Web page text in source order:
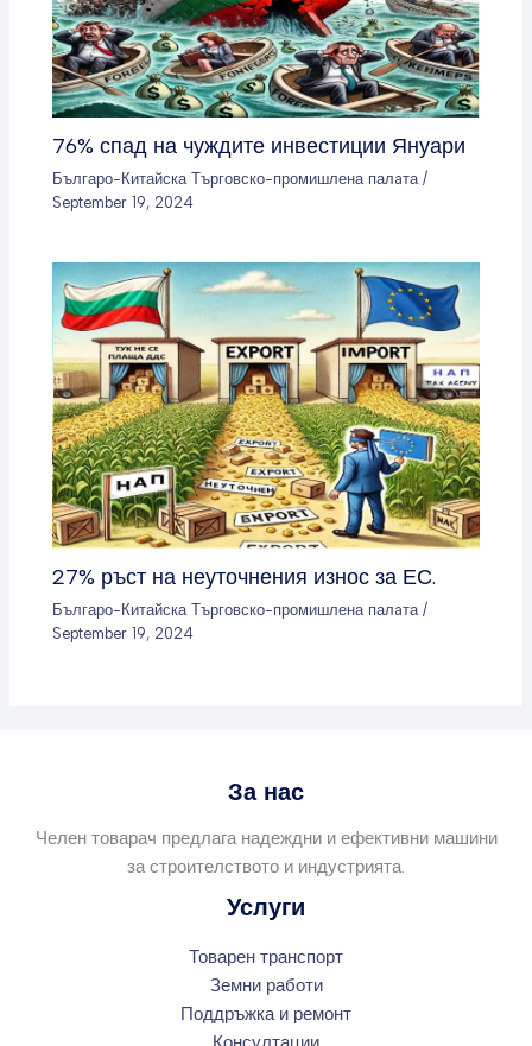
76% спад на чуждите инвестиции Януари
Българо-Китайска Търговско-промишлена палaта/
September 19, 2024
27% ръст на неуточнения износ за ЕС.
Българо-Китайска Търговско-промишлена палaта /
September 19, 2024
За нас
Челен товарач предлага надеждни и ефективни машини
за строителството и индустрията.
Услуги
Товарен транспорт
Земни работи
Поддръжка и ремонт